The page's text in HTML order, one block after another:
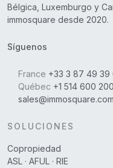
Bélgica, Luxemburgo y
immosquare desde 2020.
Síguenos
France +33 3 87 49 39
Québec +1 514 600
sales@immosquare.com
SOLUCIONES
Copropiedad
ASL · AFUL · RIE